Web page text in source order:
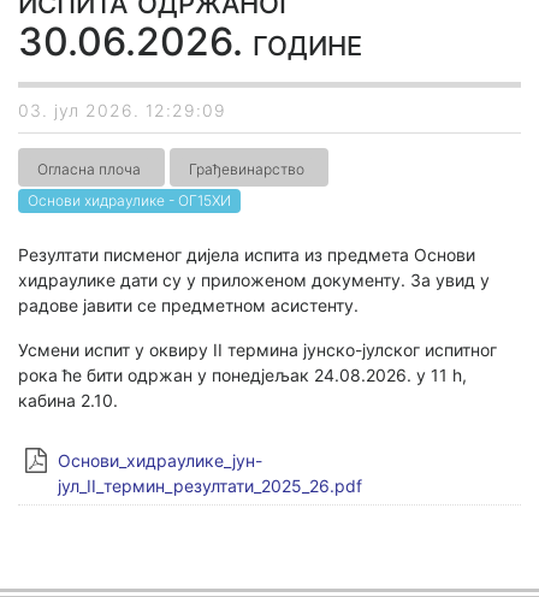
30.06.2026. године
03. јул 2026. 12:29:09
Огласна плоча
Грађевинарство
Основи хидраулике - ОГ15ХИ
Резултати писменог дијела испита из предмета Основи
хидраулике дати су у приложеном документу. За увид у
радове јавити се предметном асистенту.
Усмени испит у оквиру II термина јунско-јулског испитног
рока ће бити одржан у понедјељак 24.08.2026. у 11 h,
кабина 2.10.
Основи_хидраулике_јун-
јул_II_термин_резултати_2025_26.pdf